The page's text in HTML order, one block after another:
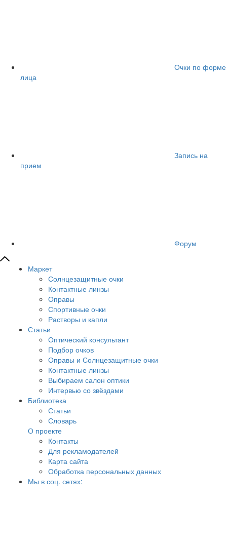
Очки по форме
лица
Запись на
прием
Форум
Маркет
Солнцезащитные очки
Контактные линзы
Оправы
Спортивные очки
Растворы и капли
Статьи
Оптический консультант
Подбор очков
Оправы и Солнцезащитные очки
Контактные линзы
Выбираем салон оптики
Интервью со звёздами
Библиотека
Статьи
Словарь
О проекте
Контакты
Для рекламодателей
Карта сайта
Обработка персональных данных
Мы в соц. сетях: